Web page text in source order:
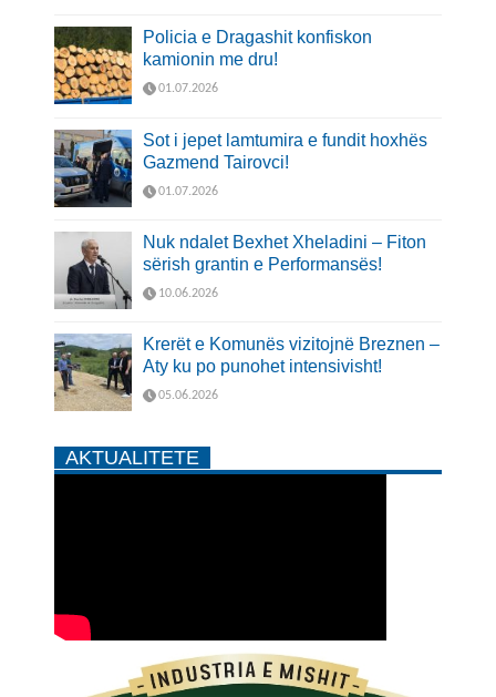
Policia e Dragashit konfiskon
kamionin me dru!
01.07.2026
Sot i jepet lamtumira e fundit hoxhës
Gazmend Tairovci!
01.07.2026
Nuk ndalet Bexhet Xheladini – Fiton
sërish grantin e Performansës!
10.06.2026
Krerët e Komunës vizitojnë Breznen –
Aty ku po punohet intensivisht!
05.06.2026
AKTUALITETE